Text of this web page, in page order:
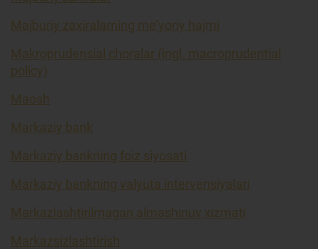
Majburiy zaxiralarning me’yoriy hajmi
Makroprudensial choralar (ingl. macroprudential
policy)
Maosh
Markaziy bank
Markaziy bankning foiz siyosati
Markaziy bankning valyuta intervensiyalari
Markazlashtirilmagan almashinuv xizmati
Markazsizlashtirish